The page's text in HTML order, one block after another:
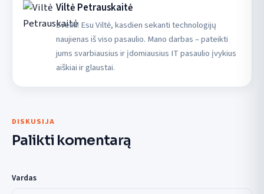
Viltė Petrauskaitė
Sveiki! Esu Viltė, kasdien sekanti technologijų
naujienas iš viso pasaulio. Mano darbas – pateikti
jums svarbiausius ir įdomiausius IT pasaulio įvykius
aiškiai ir glaustai.
DISKUSIJA
Palikti komentarą
Vardas